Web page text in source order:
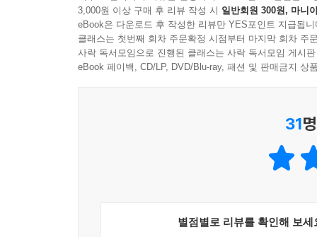
--- 「문장력의 비결은 요약하는 힘」 중에서
이어 2단계에서는 ‘큰 질문’을 ‘작은 질문’ 여러
대로 아무 내용이나 휘갈길 것이 아니라, 먼저 질
가능해지는 것이다. 이 방법이 최고의 글쓰기 훈
수험생까지 이 책에서 소개하는 ‘논리적 글쓰
3,000원 이상 구매 후 리뷰 작성 시 일반회원 300원, 마니
eBook은 다운로드 후 작성한 리뷰만 YES포인트 지급됩니
클래스는 첫번째 회차 주문확정 시점부터 마지막 회차 주
사락 독서모임으로 진행된 클래스는 사락 독서모임 게시
eBook 페이백, CD/LP, DVD/Blu-ray, 패션 및 판매금지 상
31
별점별로 리뷰를 확인해 보세